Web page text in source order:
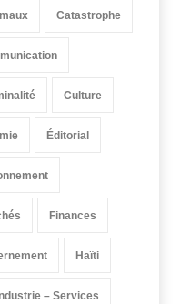
Catastrophe
Culture
Éditorial
Finances
Haïti
– Services